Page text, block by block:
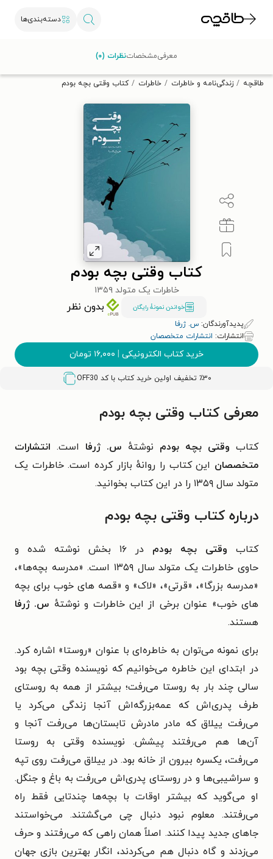
دسته‌بندی‌ها
تخفیف از طاقچه دریافت کن.
طاقچه زندگی‌نامه و خاطرات خاطرات کتاب وقتی بچه بودم
کتاب وقتی بچه بودم
خاطرات یک متولد ۱۳۵۹
خواندن نمونۀ رایگان بدون نظر
پدیدآورندگان: س. ژرفا
انتشارات: انتشارات متخصصان
خرید کتاب الکترونیکی | ۱۶,۰۰۰ تومان
٪۳۰ تخفیف اولین خرید کتاب با کد OFF30
معرفیمشخصاتنظرات (۰)
معرفی کتاب وقتی بچه بودم
کتاب وقتی بچه بودم نوشتهٔ س. ژرفا است. انتشارات
متخصصان این کتاب را روانهٔ بازار کرده است.خاطرات یک
متولد سال ۱۳۵۹ را در این کتاب بخوانید.
درباره کتاب وقتی بچه بودم
کتاب وقتی بچه بودم
در ۱۶ بخش نوشته شده و
حاوی خاطرات یک متولد سال ۱۳۵۹ است.
«مدرسه بچه‌ها»،
«مدرسه بزرگا»، «قرتی»، «لاک» و «قصه های خوب برای بچه
های خوب» عنوان برخی از این خاطرات و نوشتهٔ س. ژرفا
هستند.
برای نمونه می‌توان به خاطره‌ای با عنوان «روستا» اشاره کرد.
در ابتدای این خاطره می‌خوانیم که نویسنده وقتی بچه بود
سالی چند بار به روستا می‌رفت؛ بیشتر از همه به روستای
طرف پدری‌اش که عمه‌بزرگه‌اش آنجا زندگی می‌کرد یا
می‌رفت ییلاق که مادر مادرش تابستان‌ها می‌رفت آنجا و
آن‌ها هم می‌رفتند پیشش. نویسنده وقتی به روستا
می‌رفت، یکسره بیرون از خانه بود. در ییلاق می‌رفت روی تپه
و سراشیبی‌ها و در روستای پدری‌اش می‌رفت به باغ و جنگل.
او می‌گوید که بیشتر اوقات با بچه‌ها چندتایی فقط راه
می‌رفتند. معلوم نبود دنبال چی می‌گشتند. می‌خواستند
جاهای جدید پیدا کنند. اصلاً همان راهی که می‌رفتند و حرف
می‌زدند و گاه دنبال هم می‌کردند، انگار بهترین بازی جهان